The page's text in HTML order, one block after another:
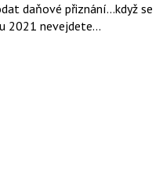
daňové přiznání...když se
2021 nevejdete...